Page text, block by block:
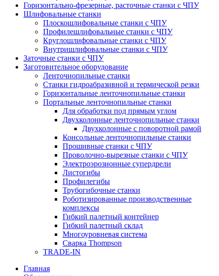
Горизонтально-фрезерные, расточные станки с ЧПУ
Шлифовальные станки
Плоскошлифовальные станки с ЧПУ
Профилешлифовальные станки с ЧПУ
Круглошлифовальные станки с ЧПУ
Внутришлифовальные станки с ЧПУ
Заточные станки с ЧПУ
Заготовительное оборудование
Ленточнопильные станки
Станки гидроабразивной и термической резки
Горизонтальные ленточнопильные станки
Портальные ленточнопильные станки
Для обработки под прямым углом
Двухколонные ленточнопильные станки
Двухколонные с поворотной рамой
Консольные ленточнопильные станки
Прошивные станки с ЧПУ
Проволочно-вырезные станки с ЧПУ
Электроэрозионные супердрели
Листогибы
Профилегибы
Трубогибочные станки
Роботизированные производственные
комплексы
Гибкий палетный контейнер
Гибкий палетный склад
Многоуровневая система
Сварка Thompson
TRADE-IN
Главная